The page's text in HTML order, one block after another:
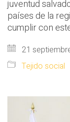
juventud
países de la
cumplir con
21
Tejido social